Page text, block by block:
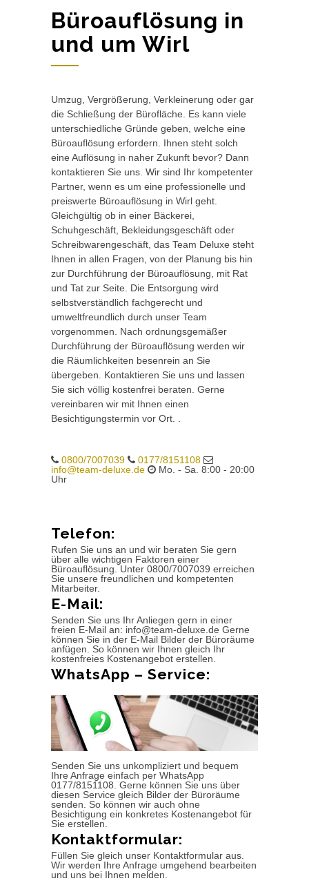
Büroauflösung in
und um Wirl
Umzug, Vergrößerung, Verkleinerung oder gar
die Schließung der Bürofläche. Es kann viele
unterschiedliche Gründe geben, welche eine
Büroauflösung erfordern. Ihnen steht solch
eine Auflösung in naher Zukunft bevor? Dann
kontaktieren Sie uns. Wir sind Ihr kompetenter
Partner, wenn es um eine professionelle und
preiswerte Büroauflösung in Wirl geht.
Gleichgültig ob in einer Bäckerei,
Schuhgeschäft, Bekleidungsgeschäft oder
Schreibwarengeschäft, das Team Deluxe steht
Ihnen in allen Fragen, von der Planung bis hin
zur Durchführung der Büroauflösung, mit Rat
und Tat zur Seite. Die Entsorgung wird
selbstverständlich fachgerecht und
umweltfreundlich durch unser Team
vorgenommen. Nach ordnungsgemäßer
Durchführung der Büroauflösung werden wir
die Räumlichkeiten besenrein an Sie
übergeben. Kontaktieren Sie uns und lassen
Sie sich völlig kostenfrei beraten. Gerne
vereinbaren wir mit Ihnen einen
Besichtigungstermin vor Ort. .
0800/7007039
0177/8151108
info@team-deluxe.de
Mo. - Sa. 8:00 - 20:00
Uhr
Telefon:
Rufen Sie uns an und wir beraten Sie gern
über alle wichtigen Faktoren einer
Büroauflösung. Unter 0800/7007039 erreichen
Sie unsere freundlichen und kompetenten
Mitarbeiter.
E-Mail:
Senden Sie uns Ihr Anliegen gern in einer
freien E-Mail an: info@team-deluxe.de Gerne
können Sie in der E-Mail Bilder der Büroräume
anfügen. So können wir Ihnen gleich Ihr
kostenfreies Kostenangebot erstellen.
WhatsApp – Service:
Senden Sie uns unkompliziert und bequem
Ihre Anfrage einfach per WhatsApp
0177/8151108. Gerne können Sie uns über
diesen Service gleich Bilder der Büroräume
senden. So können wir auch ohne
Besichtigung ein konkretes Kostenangebot für
Sie erstellen.
Kontaktformular:
Füllen Sie gleich unser Kontaktformular aus.
Wir werden Ihre Anfrage umgehend bearbeiten
und uns bei Ihnen melden.